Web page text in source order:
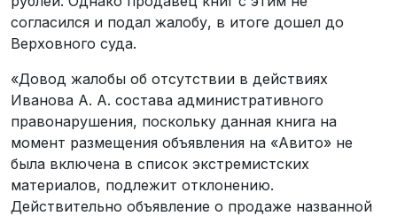
согласился и подал жалобу, в итоге дошел до
Верховного суда.
«Довод жалобы об отсутствии в действиях
Иванова А. А. состава административного
правонарушения, поскольку данная книга на
момент размещения объявления на «Авито» не
была включена в список экстремистских
материалов, подлежит отклонению.
Действительно объявление о продаже названной